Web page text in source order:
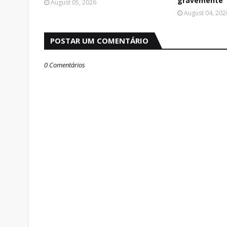
August 05, 2026
August 04,
POSTAR UM COMENTÁRIO
0 Comentários